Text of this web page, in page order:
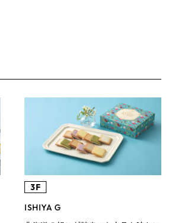
3F
ISHIYA G